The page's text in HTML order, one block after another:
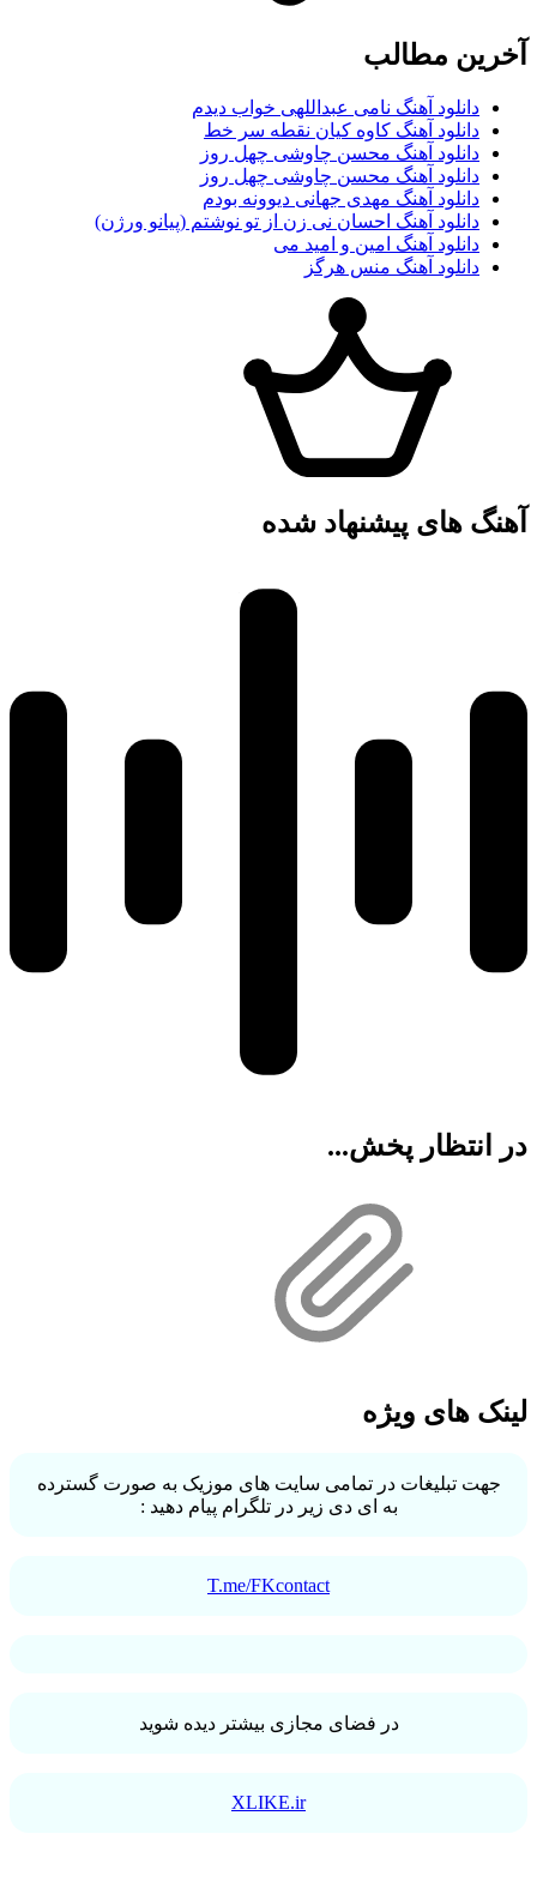
آخرین مطالب
دانلود آهنگ نامی عبداللهی خواب دیدم
دانلود آهنگ کاوه کیان نقطه سر خط
دانلود آهنگ محسن چاوشی چهل روز
دانلود آهنگ محسن چاوشی چهل روز
دانلود آهنگ مهدی جهانی دیوونه بودم
دانلود آهنگ احسان نی زن از تو نوشتم (پیانو ورژن)
دانلود آهنگ امین و امید می
دانلود آهنگ منس هرگز
آهنگ های پیشنهاد شده
در انتظار پخش...
لینک های ویژه
جهت تبلیغات در تمامی سایت های موزیک به صورت گسترده
به ای دی زیر در تلگرام پیام دهید :
T.me/FKcontact
در فضای مجازی بیشتر دیده شوید
XLIKE.ir